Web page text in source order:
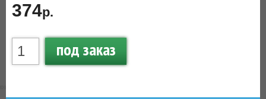
374р.
под заказ